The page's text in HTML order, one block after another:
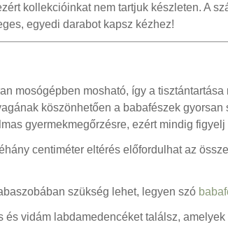
kollekcióinkat nem tartjuk készleten. A
egyedi darabot kapsz kézhez!
mosógépben mosható, így a
köszönhetően a babafészek
gyermekmegőrzésre, ezért mindig
centiméter eltérés előfordulhat az
szükség lehet, legyen szó
és vidám labdamedencéket találsz,